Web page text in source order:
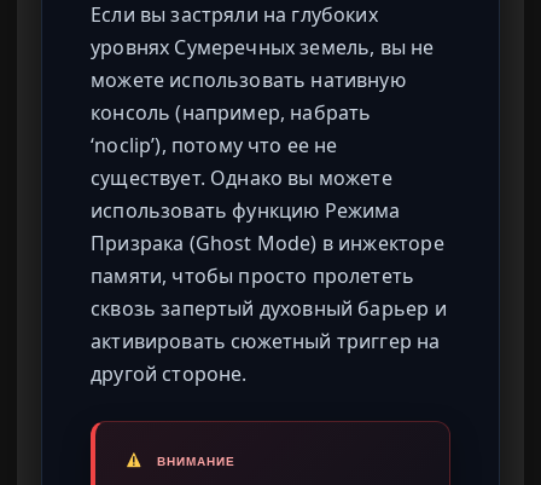
Если вы застряли на глубоких
уровнях Сумеречных земель, вы не
можете использовать нативную
консоль (например, набрать
‘noclip’), потому что ее не
существует. Однако вы можете
использовать функцию Режима
Призрака (Ghost Mode) в инжекторе
памяти, чтобы просто пролететь
сквозь запертый духовный барьер и
активировать сюжетный триггер на
другой стороне.
ВНИМАНИЕ